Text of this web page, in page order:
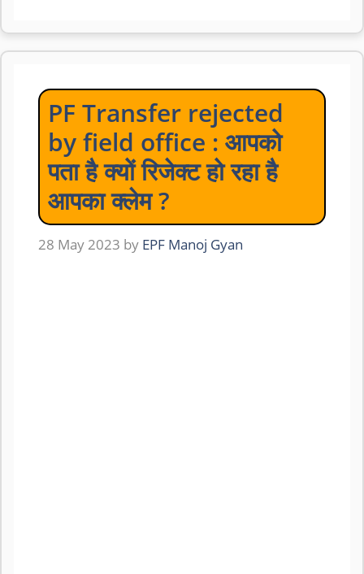
PF Transfer rejected
by field office : आपको
पता है क्यों रिजेक्ट हो रहा है
आपका क्लेम ?
28 May 2023 by EPF Manoj Gyan